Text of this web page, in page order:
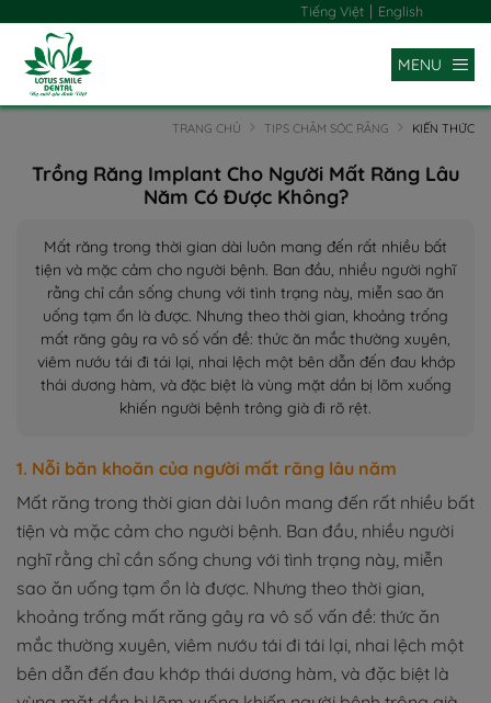
Tiếng Việt | English
MENU
TRANG CHỦ TIPS CHĂM SÓC RĂNG KIẾN THỨC
Trồng Răng Implant Cho Người Mất Răng Lâu
Năm Có Được Không?
Mất răng trong thời gian dài luôn mang đến rất nhiều bất
tiện và mặc cảm cho người bệnh. Ban đầu, nhiều người nghĩ
rằng chỉ cần sống chung với tình trạng này, miễn sao ăn
uống tạm ổn là được. Nhưng theo thời gian, khoảng trống
mất răng gây ra vô số vấn đề: thức ăn mắc thường xuyên,
viêm nướu tái đi tái lại, nhai lệch một bên dẫn đến đau khớp
thái dương hàm, và đặc biệt là vùng mặt dần bị lõm xuống
khiến người bệnh trông già đi rõ rệt.
1. Nỗi băn khoăn của người mất răng lâu năm
Mất răng trong thời gian dài luôn mang đến rất nhiều bất
tiện và mặc cảm cho người bệnh. Ban đầu, nhiều người
nghĩ rằng chỉ cần sống chung với tình trạng này, miễn
sao ăn uống tạm ổn là được. Nhưng theo thời gian,
khoảng trống mất răng gây ra vô số vấn đề: thức ăn
mắc thường xuyên, viêm nướu tái đi tái lại, nhai lệch một
bên dẫn đến đau khớp thái dương hàm, và đặc biệt là